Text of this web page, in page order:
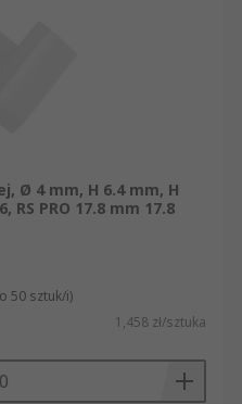
Ø 4 mm, H 6.4 mm, H
RS PRO 17.8 mm 17.8
50 sztuk/i)
1,458 zł/sztuka